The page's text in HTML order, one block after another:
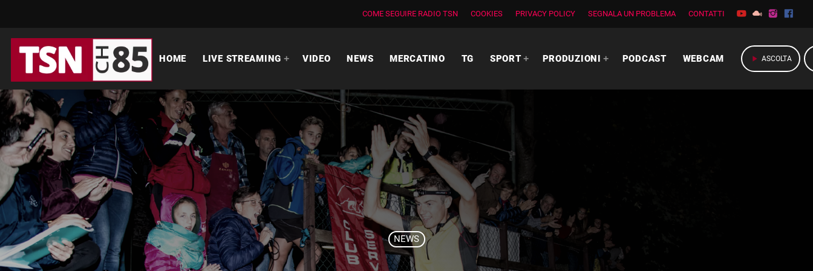
COME SEGUIRE RADIO TSN COOKIES PRIVACY POLICY SEGNALA UN PROBLEMA CONTATTI
HOME LIVE STREAMING VIDEO NEWS MERCATINO TG SPORT PRODUZIONI PODCAST WEBCAM play_arrow ASCOLTA
NEWS